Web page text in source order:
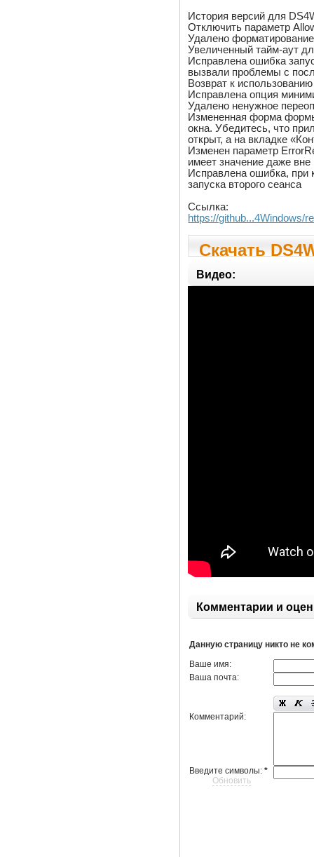
История версий для
Отключить параметр
Удалено
Увеличенный тайм-аут
Исправлена ​​ошибка
вызвали проблемы с
Возврат к
Исправлена ​​опция
Удалено ненужное
Измененная форма
окна. Убедитесь, что
открыт, а на вкладке
Изменен параметр
имеет значение даже вне
Исправлена ​​ошибка, при
запуска второго сеанса
Ссылка:
https://github...4Windows/
Скачать
Видео:
Комментарии и
Данную страницу никто не
Ваше имя:
Ваша почта:
Комментарий:
Введите символы:*
Обновить